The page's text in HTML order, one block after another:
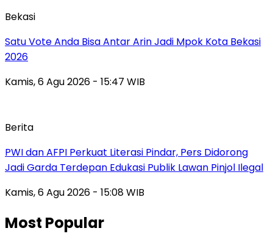
Bekasi
Satu Vote Anda Bisa Antar Arin Jadi Mpok Kota Bekasi
2026
Kamis, 6 Agu 2026 - 15:47 WIB
Berita
PWI dan AFPI Perkuat Literasi Pindar, Pers Didorong
Jadi Garda Terdepan Edukasi Publik Lawan Pinjol Ilegal
Kamis, 6 Agu 2026 - 15:08 WIB
Most Popular